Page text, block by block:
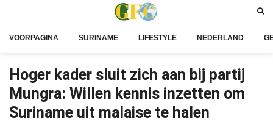
VOORPAGINA SURINAME LIFESTYLE NEDERLAND
Hoger kader sluit zich aan bij partij
Mungra: Willen kennis inzetten om
Suriname uit malaise te halen